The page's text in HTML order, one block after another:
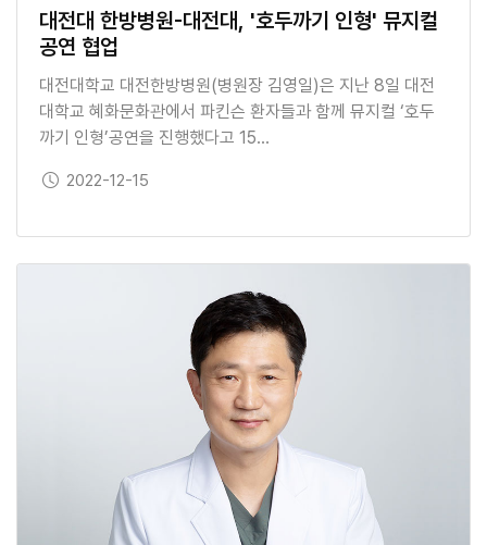
대전대 한방병원-대전대, '호두까기 인형' 뮤지컬
공연 협업
대전대학교 대전한방병원(병원장 김영일)은 지난 8일 대전
대학교 혜화문화관에서 파킨슨 환자들과 함께 뮤지컬 ‘호두
까기 인형’공연을 진행했다고 15…
보도일2022-12-15